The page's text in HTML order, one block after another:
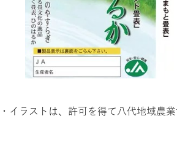
イラストは、許可を得て八代地域農